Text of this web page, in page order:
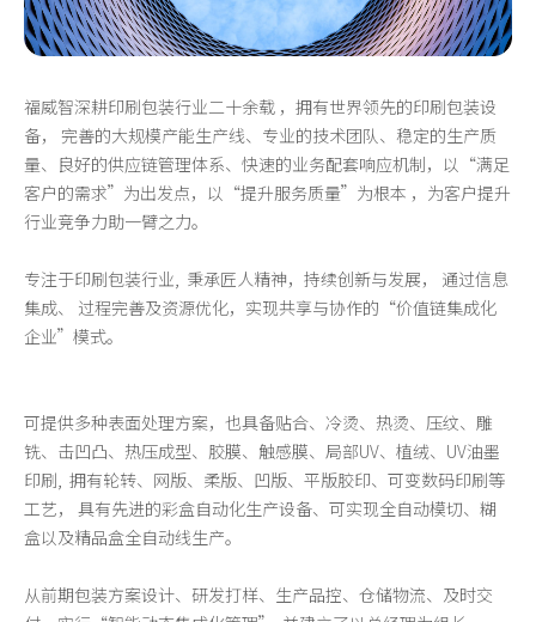
福威智深耕印刷包装行业二十余载 ，拥有世界领先的印刷包装设
备， 完善的大规模产能生产线、专业的技术团队、稳定的生产质
量、良好的供应链管理体系、快速的业务配套响应机制，以“满足
客户的需求”为出发点，以“提升服务质量”为根本 ，为客户提升
行业竞争力助一臂之力。
专注于印刷包装行业, 秉承匠人精神，持续创新与发展， 通过信息
集成、 过程完善及资源优化，实现共享与协作的“价值链集成化
企业”模式。
可提供多种表面处理方案，也具备贴合、冷烫、热烫、压纹、雕
铣、击凹凸、热压成型、胶膜、触感膜、局部UV、植绒、UV油墨
印刷, 拥有轮转、网版、柔版、凹版、平版胶印、可变数码印刷等
工艺， 具有先进的彩盒自动化生产设备、可实现全自动模切、糊
盒以及精品盒全自动线生产。
从前期包装方案设计、研发打样、生产品控、仓储物流、及时交